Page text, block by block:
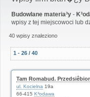
Budowlane materia³y -
wpisy z tej miejscowoci lub
40 wpisy znaleziono
1 - 26 / 40
Tam Romabud.
ul. Kocielna 19a
66-415 K³odawa